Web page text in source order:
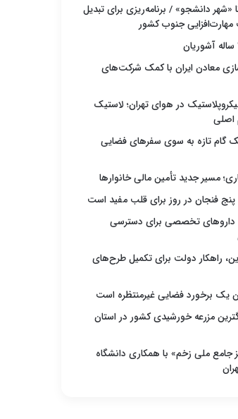
«شهر دانشجو» / برنامه‌ریزی برای تبدیل
جنوب کشور
معادن ایران با کمک شرکت‌های
در هوای تهران؛ لاستیک
اصلی
گام تازه به سوی سفرهای فضایی
مسیر جدید تأمین مالی خانوارها
فنجان در روز برای قلب مفید است
داروهای تخصصی برای دسترسی
راهکار دولت برای تکمیل طرح‌های
یک برخورد فضایی غیرمنتظره است
مزرعه خورشیدی کشور در استان
جامع ملی زخم» با همکاری دانشگاه